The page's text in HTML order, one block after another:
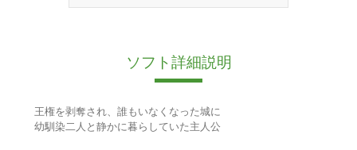
ソフト詳細説明
王権を剥奪され、誰もいなくなった城に
幼馴染二人と静かに暮らしていた主人公